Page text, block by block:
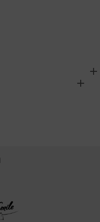
add
add